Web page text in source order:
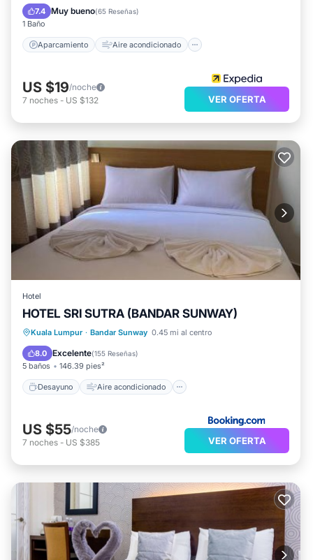
7.4 Muy bueno(65 Reseñas)
1 Baño
Aparcamiento Aire acondicionado
Internet
Apto para niños
US $19/noche
7 noches - US $132 VER OFERTA
Hotel
HOTEL SRI SUTRA (BANDAR SUNWAY)
Kuala Lumpur · Bandar Sunway 0.45 mi al centro
8.0 Excelente(155 Reseñas)
5 baños 146.39 pies²
Desayuno Aire acondicionado
Desayuno
Aire acondicionado
Internet
Apto para niños
US $55/noche
7 noches - US $385 VER OFERTA